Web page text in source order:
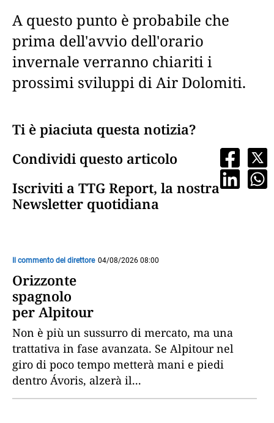
A questo punto è probabile che
prima dell'avvio dell'orario
invernale verranno chiariti i
prossimi sviluppi di Air Dolomiti.
Ti è piaciuta questa notizia?
Condividi questo articolo
Iscriviti a TTG Report, la nostra
Newsletter quotidiana
Il commento del direttore 04/08/2026 08:00
Orizzonte
spagnolo
per Alpitour
Non è più un sussurro di mercato, ma una
trattativa in fase avanzata. Se Alpitour nel
giro di poco tempo metterà mani e piedi
dentro Ávoris, alzerà il...